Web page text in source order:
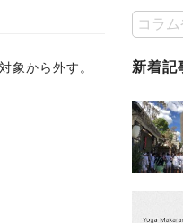
象から外す。 新着記